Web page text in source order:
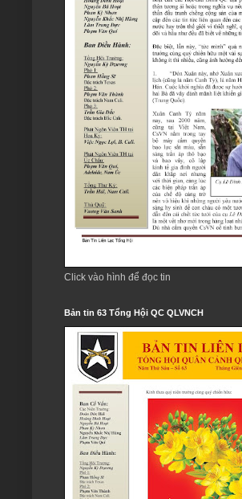
Click vào hình để đọc tin
Bản tin 63 Tổng Hội QC QLVNCH